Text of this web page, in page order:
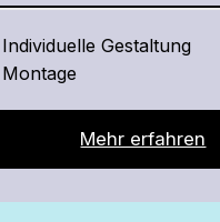
Individuelle Gestaltung
Montage
Mehr erfahren